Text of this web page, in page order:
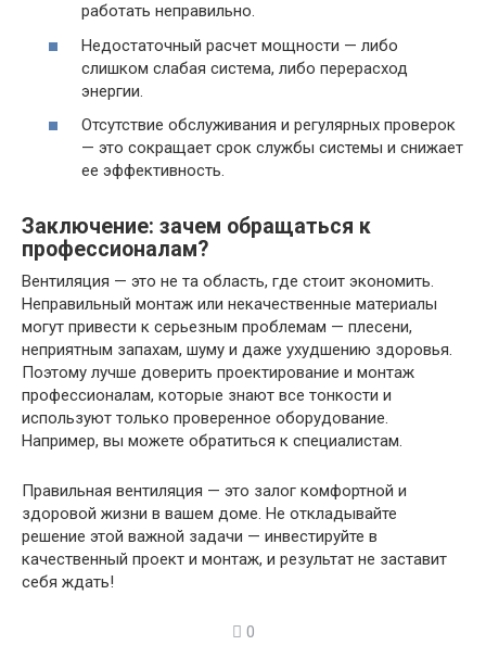
работать неправильно.
Недостаточный расчет мощности — либо
слишком слабая система, либо перерасход
энергии.
Отсутствие обслуживания и регулярных проверок
— это сокращает срок службы системы и снижает
ее эффективность.
Заключение: зачем обращаться к
профессионалам?
Вентиляция — это не та область, где стоит экономить.
Неправильный монтаж или некачественные материалы
могут привести к серьезным проблемам — плесени,
неприятным запахам, шуму и даже ухудшению здоровья.
Поэтому лучше доверить проектирование и монтаж
профессионалам, которые знают все тонкости и
используют только проверенное оборудование.
Например, вы можете обратиться к специалистам.
Правильная вентиляция — это залог комфортной и
здоровой жизни в вашем доме. Не откладывайте
решение этой важной задачи — инвестируйте в
качественный проект и монтаж, и результат не заставит
себя ждать!
0